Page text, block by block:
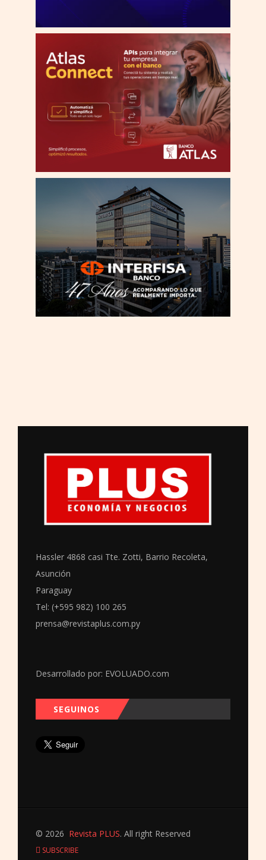
Hassler 4868 casi Tte. Zotti, Barrio Recoleta,
Asunción
Paraguay
Tel: (+595 982) 100 265
prensa@revistaplus.com.py
Desarrollado por: EVOLUADO.com
SEGUINOS
© 2026 Revista PLUS. All right Reserved
SUBSCRIBE